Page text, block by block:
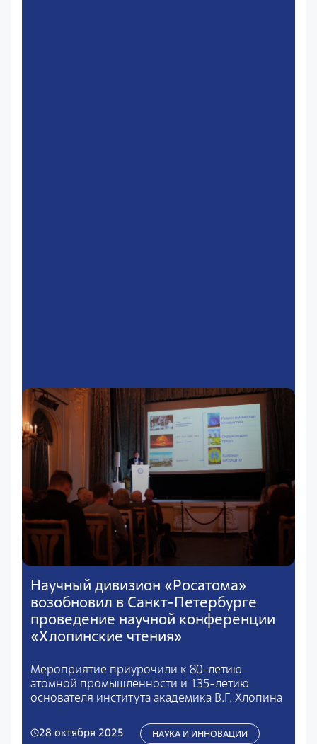
Научный дивизион «Росатома»
возобновил в Санкт-Петербурге
проведение научной конференции
«Хлопинские чтения»
Мероприятие приурочили к 80-летию
атомной промышленности и 135-летию
основателя института академика В.Г. Хлопина
28 октября 2025 НАУКА И ИННОВАЦИИ